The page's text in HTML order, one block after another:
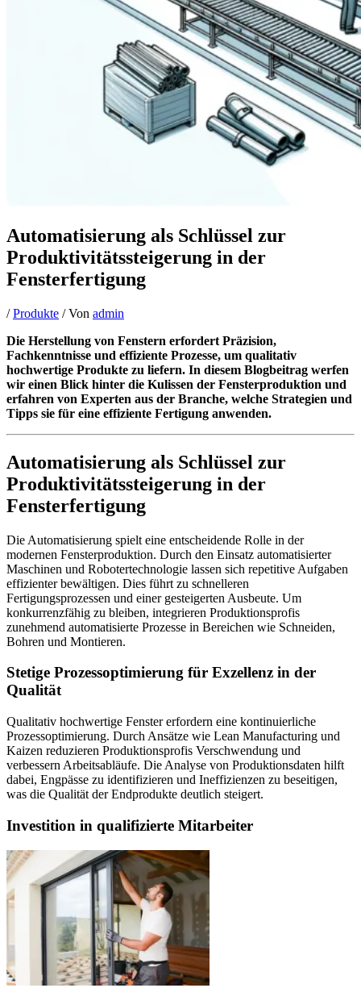
Automatisierung als Schlüssel zur
Produktivitätssteigerung in der
Fensterfertigung
/Produkte / Von admin
Die Herstellung von Fenstern erfordert Präzision,
Fachkenntnisse und effiziente Prozesse, um qualitativ
hochwertige Produkte zu liefern. In diesem Blogbeitrag werfen
wir einen Blick hinter die Kulissen der Fensterproduktion und
erfahren von Experten aus der Branche, welche Strategien und
Tipps sie für eine effiziente Fertigung anwenden.
Automatisierung als Schlüssel zur
Produktivitätssteigerung in der
Fensterfertigung
Die Automatisierung spielt eine entscheidende Rolle in der
modernen Fensterproduktion. Durch den Einsatz automatisierter
Maschinen und Robotertechnologie lassen sich repetitive Aufgaben
effizienter bewältigen. Dies führt zu schnelleren
Fertigungsprozessen und einer gesteigerten Ausbeute. Um
konkurrenzfähig zu bleiben, integrieren Produktionsprofis
zunehmend automatisierte Prozesse in Bereichen wie Schneiden,
Bohren und Montieren.
Stetige Prozessoptimierung für Exzellenz in der
Qualität
Qualitativ hochwertige Fenster erfordern eine kontinuierliche
Prozessoptimierung. Durch Ansätze wie Lean Manufacturing und
Kaizen reduzieren Produktionsprofis Verschwendung und
verbessern Arbeitsabläufe. Die Analyse von Produktionsdaten hilft
dabei, Engpässe zu identifizieren und Ineffizienzen zu beseitigen,
was die Qualität der Endprodukte deutlich steigert.
Investition in qualifizierte Mitarbeiter